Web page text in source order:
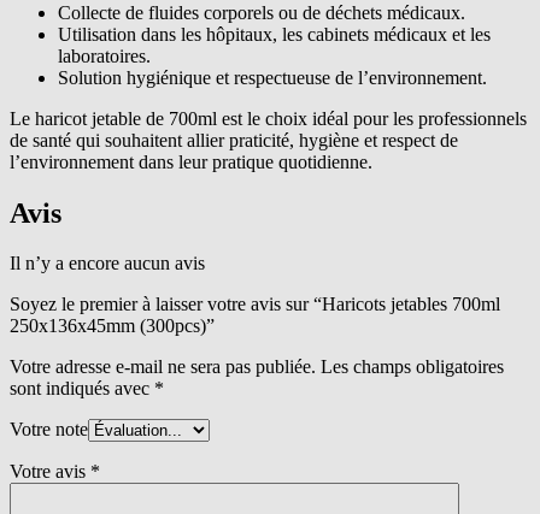
Collecte de fluides corporels ou de déchets médicaux.
Utilisation dans les hôpitaux, les cabinets médicaux et les
laboratoires.
Solution hygiénique et respectueuse de l’environnement.
Le haricot jetable de 700ml est le choix idéal pour les professionnels
de santé qui souhaitent allier praticité, hygiène et respect de
l’environnement dans leur pratique quotidienne.
Avis
Il n’y a encore aucun avis
Soyez le premier à laisser votre avis sur “Haricots jetables 700ml
250x136x45mm (300pcs)”
Votre adresse e-mail ne sera pas publiée. Les champs obligatoires
sont indiqués avec *
Votre note
Votre avis *